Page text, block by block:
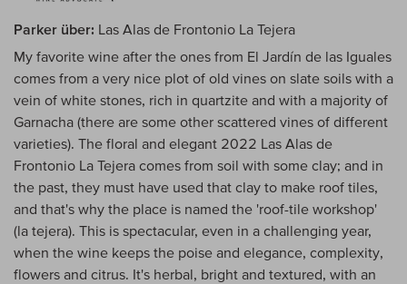
Parker über: Las Alas de Frontonio La Tejera
My favorite wine after the ones from El Jardín de las Iguales
comes from a very nice plot of old vines on slate soils with a
vein of white stones, rich in quartzite and with a majority of
Garnacha (there are some other scattered vines of different
varieties). The floral and elegant 2022 Las Alas de
Frontonio La Tejera comes from soil with some clay; and in
the past, they must have used that clay to make roof tiles,
and that's why the place is named the 'roof-tile workshop'
(la tejera). This is spectacular, even in a challenging year,
when the wine keeps the poise and elegance, complexity,
flowers and citrus. It's herbal, bright and textured, with an